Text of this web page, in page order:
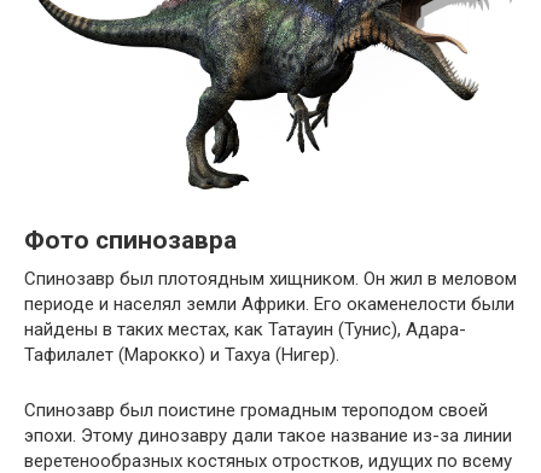
Фото спинозавра
Спинозавр был плотоядным хищником. Он жил в меловом
периоде и населял земли Африки. Его окаменелости были
найдены в таких местах, как Татауин (Тунис), Адара-
Тафилалет (Марокко) и Тахуа (Нигер).
Спинозавр был поистине громадным тероподом своей
эпохи. Этому динозавру дали такое название из-за линии
веретенообразных костяных отростков, идущих по всему